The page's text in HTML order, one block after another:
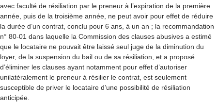
avec faculté de résiliation par le preneur à l’expiration de la première
année, puis de la troisième année, ne peut avoir pour effet de réduire
la durée d’un contrat, conclu pour 6 ans, à un an ; la recommandation
n° 80-01 dans laquelle la Commission des clauses abusives a estimé
que le locataire ne pouvait être laissé seul juge de la diminution du
loyer, de la suspension du bail ou de sa résiliation, et a proposé
d’éliminer les clauses ayant notamment pour effet d’autoriser
unilatéralement le preneur à résilier le contrat, est seulement
susceptible de priver le locataire d’une possibilité de résiliation
anticipée.